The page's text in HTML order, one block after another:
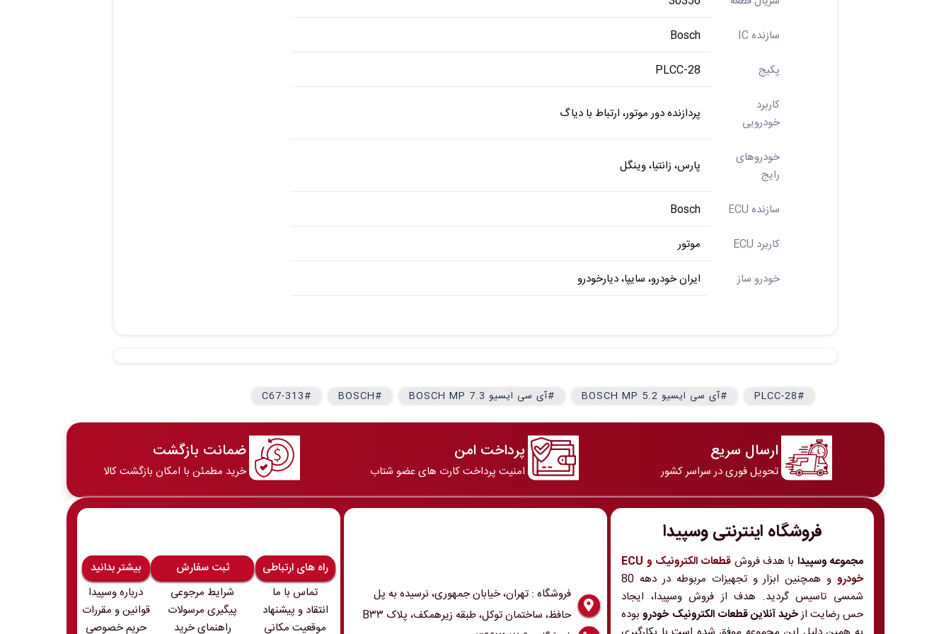
سازنده IC
Bosch
پکیج
PLCC-28
کاربرد
خودرویی
پردازنده دور موتور، ارتباط با دیاگ
خودروهای
رایج
پارس، زانتیا، وینگل
سازنده ECU
Bosch
کاربرد ECU
موتور
خودرو ساز
ایران خودرو، سایپا، دیارخودرو
#PLCC-28 #آی سی ایسیو BOSCH MP 5.2 #آی سی ایسیو BOSCH MP 7.3 #BOSCH
#C67-313
ارسال سریع
تحویل فوری در سراسر کشور
پرداخت امن
امنیت پرداخت کارت های عضو شتاب
ضمانت بازگشت
خرید مطمئن با امکان بازگشت کالا
فروشگاه اینترنتی وسپیدا
مجموعه وسپیدا با هدف فروش
قطعات الکترونیک و ECU
خودرو
و همچنین ابزار و تجهیزات مربوطه در دهه 80
شمسی تاسیس گردید. هدف از فروش وسپیدا، ایجاد
حس رضایت ازخرید آنلاین قطعات الکترونیک خودروبوده
فروشگاه : تهران، خیابان جمهوری، نرسیده به پل
حافظ، ساختمان توکل، طبقه زیرهمکف، پلاک B۳۳
راه های ارتباطی
تماس با ما
انتقاد و پیشنهاد
موقعیت مکانی
ثبت سفارش
شرایط مرجوعی
پیگیری مرسولات
راهنمای خرید
بیشتر بدانید
درباره وسپیدا
قوانین و مقررات
حریم خصوصی